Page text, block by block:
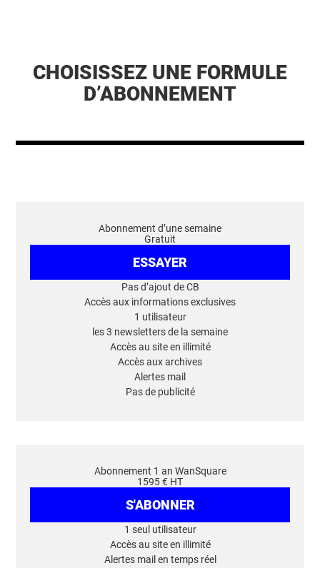
CHOISISSEZ UNE FORMULE
D’ABONNEMENT
Abonnement d’une semaine
Gratuit
ESSAYER
Pas d’ajout de CB
Accès aux informations exclusives
1 utilisateur
les 3 newsletters de la semaine
Accès au site en illimité
Accès aux archives
Alertes mail
Pas de publicité
Abonnement 1 an WanSquare
1595 € HT
S'ABONNER
1 seul utilisateur
Accès au site en illimité
Alertes mail en temps réel